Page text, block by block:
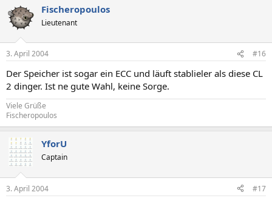
Fischeropoulos
Lieutenant
3. April 2004 #16
Der Speicher ist sogar ein ECC und läuft stablieler als diese CL
2 dinger. Ist ne gute Wahl, keine Sorge.
Viele Grüße
Fischeropoulos
YforU
Captain
3. April 2004 #17